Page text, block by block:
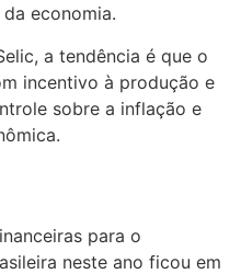
economia.
a tendência é que o
incentivo à produção e
sobre a inflação e
para o
neste ano ficou em